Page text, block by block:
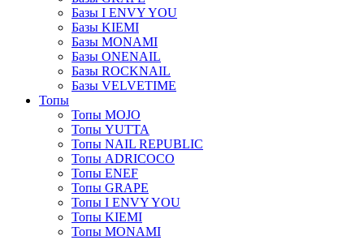
Базы I ENVY YOU
Базы KIEMI
Базы MONAMI
Базы ONENAIL
Базы ROCKNAIL
Базы VELVETIME
Топы
Топы MOJO
Топы YUTTA
Топы NAIL REPUBLIC
Топы ADRICOCO
Топы ENEF
Топы GRAPE
Топы I ENVY YOU
Топы KIEMI
Топы MONAMI